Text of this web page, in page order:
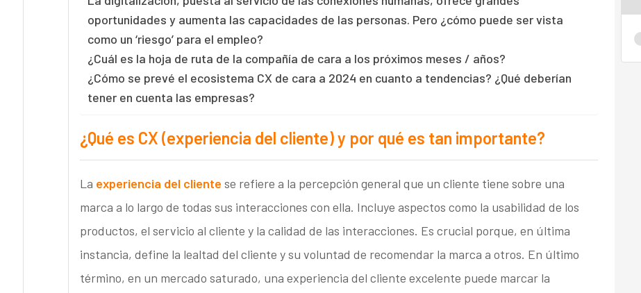
oportunidades y aumenta las capacidades de las personas. Pero ¿cómo puede ser vista
como un ‘riesgo’ para el empleo?
¿Cuál es la hoja de ruta de la compañía de cara a los próximos meses / años?
¿Cómo se prevé el ecosistema CX de cara a 2024 en cuanto a tendencias? ¿Qué deberían
tener en cuenta las empresas?
¿Qué es CX (experiencia del cliente) y por qué es tan importante?
La experiencia del cliente se refiere a la percepción general que un cliente tiene sobre una
marca a lo largo de todas sus interacciones con ella. Incluye aspectos como la usabilidad de los
productos, el servicio al cliente y la calidad de las interacciones. Es crucial porque, en última
instancia, define la lealtad del cliente y su voluntad de recomendar la marca a otros. En último
término, en un mercado saturado, una experiencia del cliente excelente puede marcar la